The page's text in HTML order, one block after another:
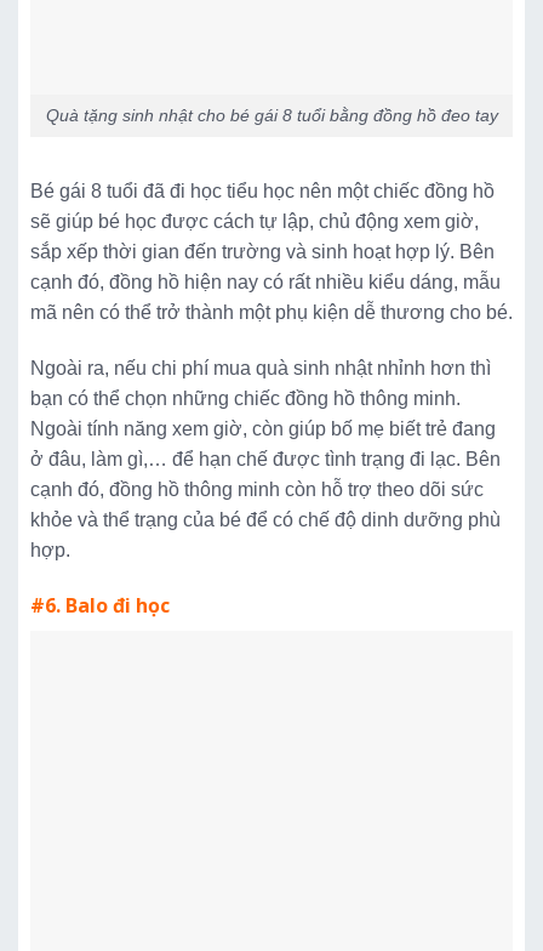
Quà tặng sinh nhật cho bé gái 8 tuổi bằng đồng hồ đeo tay
Bé gái 8 tuổi đã đi học tiểu học nên một chiếc đồng hồ
sẽ giúp bé học được cách tự lập, chủ động xem giờ,
sắp xếp thời gian đến trường và sinh hoạt hợp lý. Bên
cạnh đó, đồng hồ hiện nay có rất nhiều kiểu dáng, mẫu
mã nên có thể trở thành một phụ kiện dễ thương cho bé.
Ngoài ra, nếu chi phí mua quà sinh nhật nhỉnh hơn thì
bạn có thể chọn những chiếc đồng hồ thông minh.
Ngoài tính năng xem giờ, còn giúp bố mẹ biết trẻ đang
ở đâu, làm gì,… để hạn chế được tình trạng đi lạc. Bên
cạnh đó, đồng hồ thông minh còn hỗ trợ theo dõi sức
khỏe và thể trạng của bé để có chế độ dinh dưỡng phù
hợp.
#6. Balo đi học